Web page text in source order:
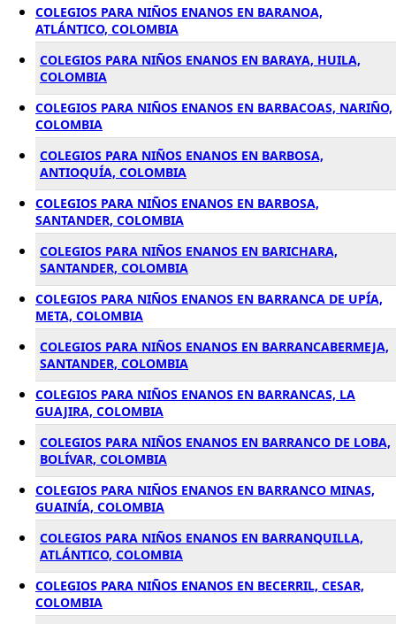
COLEGIOS PARA NIÑOS ENANOS EN BARANOA,
ATLÁNTICO, COLOMBIA
COLEGIOS PARA NIÑOS ENANOS EN BARAYA, HUILA,
COLOMBIA
COLEGIOS PARA NIÑOS ENANOS EN BARBACOAS, NARIÑO,
COLOMBIA
COLEGIOS PARA NIÑOS ENANOS EN BARBOSA,
ANTIOQUÍA, COLOMBIA
COLEGIOS PARA NIÑOS ENANOS EN BARBOSA,
SANTANDER, COLOMBIA
COLEGIOS PARA NIÑOS ENANOS EN BARICHARA,
SANTANDER, COLOMBIA
COLEGIOS PARA NIÑOS ENANOS EN BARRANCA DE UPÍA,
META, COLOMBIA
COLEGIOS PARA NIÑOS ENANOS EN BARRANCABERMEJA,
SANTANDER, COLOMBIA
COLEGIOS PARA NIÑOS ENANOS EN BARRANCAS, LA
GUAJIRA, COLOMBIA
COLEGIOS PARA NIÑOS ENANOS EN BARRANCO DE LOBA,
BOLÍVAR, COLOMBIA
COLEGIOS PARA NIÑOS ENANOS EN BARRANCO MINAS,
GUAINÍA, COLOMBIA
COLEGIOS PARA NIÑOS ENANOS EN BARRANQUILLA,
ATLÁNTICO, COLOMBIA
COLEGIOS PARA NIÑOS ENANOS EN BECERRIL, CESAR,
COLOMBIA